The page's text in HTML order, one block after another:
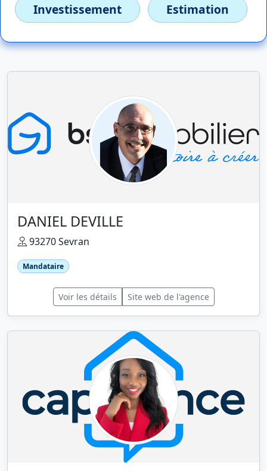
Investissement
Estimation
DANIEL DEVILLE
93270 Sevran
Mandataire
Voir les détails Site web de l'agence